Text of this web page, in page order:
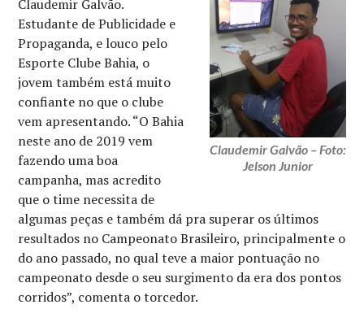
Claudemir Galvão – Foto:
Jelson Junior
Claudemir Galvão.
Estudante de Publicidade e
Propaganda, e louco pelo
Esporte Clube Bahia, o
jovem também está muito
confiante no que o clube
vem apresentando. “O Bahia
neste ano de 2019 vem
fazendo uma boa
campanha, mas acredito
que o time necessita de
algumas peças e também dá pra superar os últimos
resultados no Campeonato Brasileiro, principalmente o
do ano passado, no qual teve a maior pontuação no
campeonato desde o seu surgimento da era dos pontos
corridos”, comenta o torcedor.